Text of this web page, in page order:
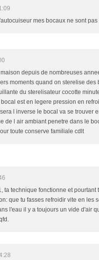
mes bocaux ne sont pas
depuis de nombreuses
moments quand on sterelise des
du sterelisateur cocotte
est en legere pression en
l inverse le bocal va se trouver
de l air ambiant penetre dans le
toute conserve familiale cdlt
ta technique fonctionne et pourtant
que tu fasses refroidir vite en les
l'eau il y a toujours un vide d'air